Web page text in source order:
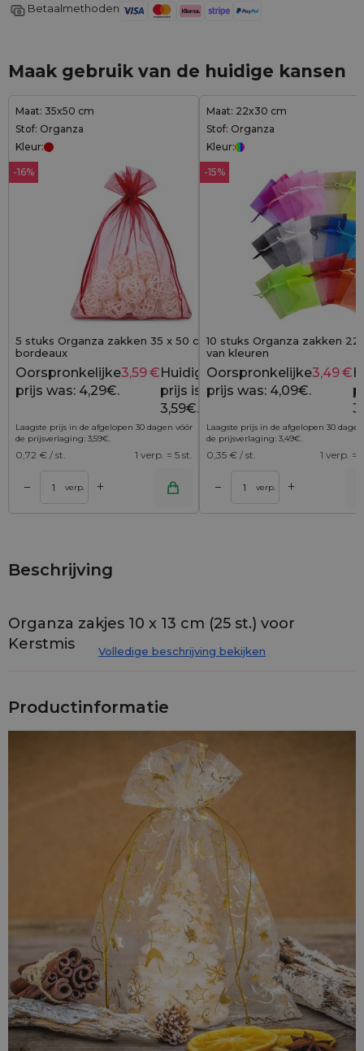
Betaalmethoden
Maak gebruik van de huidige kansen
Maat: 35x50 cm
Stof: Organza
Kleur:
-16%
5 stuks Organza zakken 35 x 50 cm -
bordeaux
4,29 €
Oorspronkelijke
prijs was: 4,29€.
3,59€Huidige
prijs is:
3,59€.
Laagste prijs in de afgelopen 30 dagen vóór
de prijsverlaging: 3,59€.
0,72 € / st. 1 verp. = 5 st.
– verp. +
Maat: 22x30 cm
Stof: Organza
Kleur:
-15%
10 stuks Organza zakken
van kleuren
Oorspronkelijke
prijs was: 4,09€.
3,49€
Laagste prijs in de afgelopen 30
de prijsverlaging: 3,49€.
0,35 € / st. 1 verp. =
– verp. +
Toevoegen aan winkelwagen Toevoegen aan
Beschrijving
Organza zakjes 10 x 13 cm (25 st.) voor
Kerstmis
ze kunnen op honderd verschillende manieren worden
gebruikt. We kunnen ook zakjes met opdruk maken door
jouw logo direct op de stof te drukken - neem gewoon
Stoffen zakjes met trekkoord 10 x 13 cm (25 st.) zijn een
uitstekende oplossing voor de feestdagen. Dankzij hen
zullen jouw geschenken er elegant en speciaal uitzien.
Ontdek alle voordelen en mogelijkheden die onze zakjes
Waarom kiezen voor organza zakjes van Saketos?
Herbruikbaar:
Organza zakjes kunnen meerdere keren
worden gebruikt, wat ze een milieuvriendelijk alternatief
maakt voor eenmalige verpakkingen.
De elegante uitstraling en delicate stof maken
ze ideaal voor speciale gelegenheden, zoals feestdagen.
Verscheidenheid:We bieden zakjes in verschillende
kleuren en patronen om perfect aan jouw behoeften te
voldoen.
Toepassing van organza zakjes
Volledige beschrijving bekijken
Productinformatie